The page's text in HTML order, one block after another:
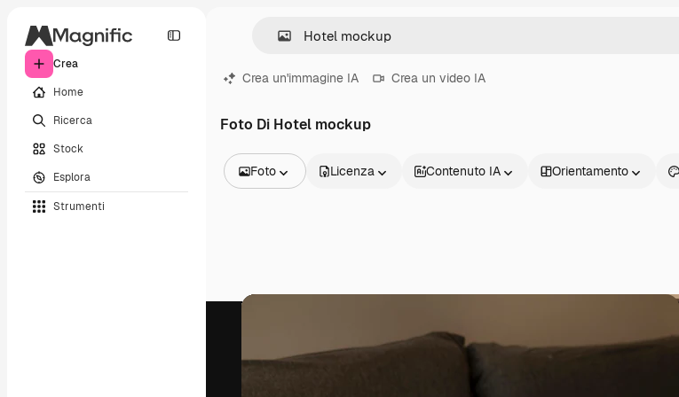
Crea
Home
Ricerca
Stock
Esplora
Strumenti
Crea un'immagine IA Crea un video IA
Foto Di Hotel mockup
Foto
Video
Icone
Licenza Contenuto IA Orientamento